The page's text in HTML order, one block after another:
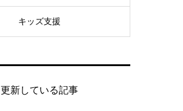
キッズ支援
更新している記事